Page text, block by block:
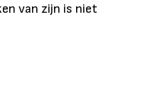
van zijn is niet